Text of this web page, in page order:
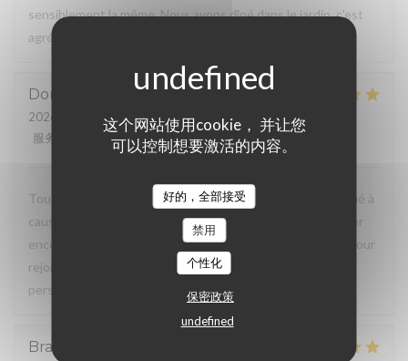
这个网站使用cookie， 并让您
可以控制想要激活的内容。
好的，全部接受
禁用
个性化
保密政策
undefined
sensiblement la même. Nous avons dîné dans le jardin, c'est
agréable, nous reviendrons.
Dominique
2026-07-31
- 19:45 - 来宾 2
服务
氛围:4/5 菜单 : 5/5 质价比 :5 /5
Tout était parfait sauf l'accès au restaurant, très compliqué à
cause de travaux de voirie. Malheureusement, cela va durer
encore quelque temps et finalement, une petite marche pour
rejoindre la voiture garée où l'on a pu, n'a fait de mal à
personne.
Braud